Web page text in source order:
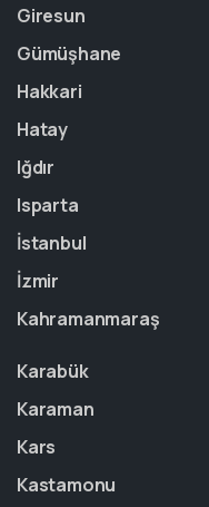
Giresun
Gümüşhane
Hakkari
Hatay
Iğdır
Isparta
İstanbul
İzmir
Kahramanmaraş
Karabük
Karaman
Kars
Kastamonu